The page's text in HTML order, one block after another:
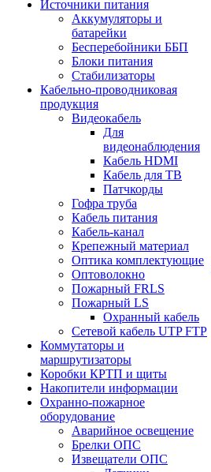
Источники питания
Аккумуляторы и
батарейки
Бесперебойники ББП
Блоки питания
Стабилизаторы
Кабельно-проводниковая
продукция
Видеокабель
Для
видеонаблюдения
Кабель HDMI
Кабель для ТВ
Патчкорды
Гофра труба
Кабель питания
Кабель-канал
Крепежный материал
Оптика комплектующие
Оптоволокно
Пожарный FRLS
Пожарный LS
Охранный кабель
Сетевой кабель UTP FTP
Коммутаторы и
маршрутизаторы
Коробки КРТП и щиты
Накопители информации
Охранно-пожарное
оборудование
Аварийное освещение
Брелки ОПС
Извещатели ОПС